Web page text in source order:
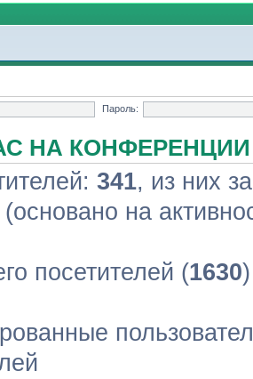
Пароль:
НА КОНФЕРЕНЦИИ
341, из них
(основано на
посетителей (1630